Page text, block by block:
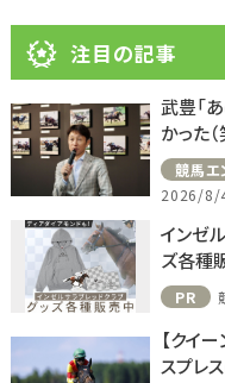
注目の記事
武豊「
かった
のフラ
競馬エ
2026/8/
インゼ
ズ各種
PR
【クイ
スプレ